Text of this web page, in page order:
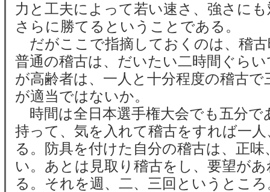
力と工夫によって若い速さ、強さに
さらに勝てるということである。
だがここで指摘しておくのは、稽
普通の稽古は、だいたい二時間ぐら
が高齢者は、一人と十分程度の稽古で
が適当ではないか。
時間は全日本選手権大会でも五分で
持って、気を入れて稽古をすれば一
る。防具を付けた自分の稽古は、正味
い。あとは見取り稽古をし、要望が
る。それを週、二、三回というところ